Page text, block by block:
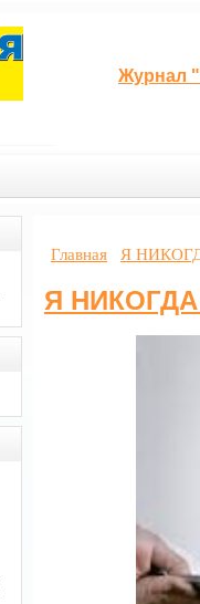
Журнал
Главная Я
Я